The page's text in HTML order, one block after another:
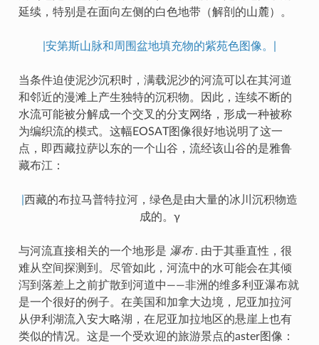
延续，特别是在面向左侧的白色地带（解剖的山麓）。
|安第斯山脉和周围盆地填充物的紫苑色图像。|
当条件迫使泥沙沉积时，满载泥沙的河流可以在其河道
和邻近的漫滩上产生独特的沉积物。因此，连续不断的
水流可能被分解成一个交叉的分支网络，形成一种被称
为编织流的模式。这幅EOSAT图像很好地说明了这一
点，即西藏拉萨以东的一个山谷，流经该山谷的是雅鲁
藏布江：
西藏的布拉马普特拉河，绿色是由大量的冰川沉积物造
成的。γ
与河流直接相关的一个地形是 瀑布. 由于其垂直性，很
难从空间探测到。尽管如此，河流中的水可能会在其倾
泻到落差上之前扩散到河道中——非洲的维多利亚瀑布就
是一个很好的例子。在美国和加拿大边境，尼亚加拉河
从伊利湖流入安大略湖，在尼亚加拉地区的悬崖上也有
类似的情况。这是一个受欢迎的旅游景点的aster图像：